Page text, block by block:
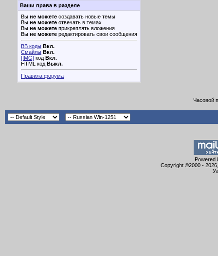
Ваши права в разделе
Вы не можете создавать новые темы
Вы не можете отвечать в темах
Вы не можете прикреплять вложения
Вы не можете редактировать свои сообщения
BB коды Вкл.
Смайлы Вкл.
[IMG] код Вкл.
HTML код Выкл.
Правила форума
Часовой
Powered
Copyright ©2000 -